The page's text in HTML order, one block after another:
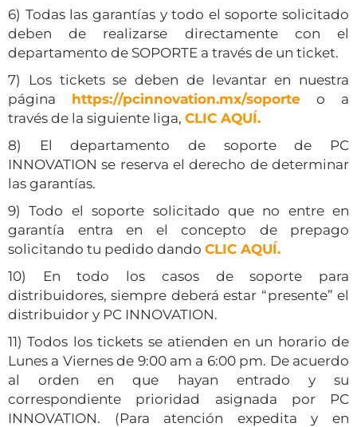
6) Todas las garantías y todo el soporte solicitado
deben de realizarse directamente con el
departamento de SOPORTE a través de un ticket.
7) Los tickets se deben de levantar en nuestra
página https://pcinnovation.mx/soporteo a
través de la siguiente liga, CLIC AQUÍ.
8) El departamento de soporte de PC
INNOVATION se reserva el derecho de determinar
las garantías.
9) Todo el soporte solicitado que no entre en
garantía entra en el concepto de prepago
solicitando tu pedido dando CLIC AQUÍ.
10) En todo los casos de soporte para
distribuidores, siempre deberá estar “presente” el
distribuidor y PC INNOVATION.
11) Todos los tickets se atienden en un horario de
Lunes a Viernes de 9:00 am a 6:00 pm. De acuerdo
al orden en que hayan entrado y su
correspondiente prioridad asignada por PC
INNOVATION. (Para atención expedita y en